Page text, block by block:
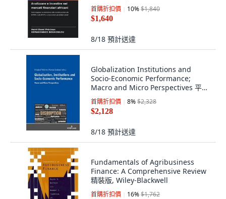
首購折扣價 10%$1,840
$1,640
8/18 預計送達
Globalization Institutions and
Socio-Economic Performance;
Macro and Micro Perspectives 平裝
版, Peter Lang D, 英文
首購折扣價 8%$2,328
$2,128
8/18 預計送達
Fundamentals of Agribusiness
Finance: A Comprehensive Review
精裝版, Wiley-Blackwell
首購折扣價 16%$1,762